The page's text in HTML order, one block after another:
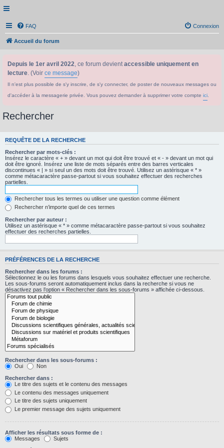
FAQ Connexion
Accueil du forum
Depuis le 1er avril 2022, ce forum devientaccessible uniquement en
lecture. (Voir ce message)
Il n'est plus possible de s'y inscrire, de s'y connecter, de poster de nouveaux messages ou
d'accéder à la messagerie privée. Vous pouvez demander à supprimer votre compte ici
Rechercher
REQUÊTE DE LA RECHERCHE
Rechercher par mots-clés :
Insérez le caractère « + » devant un mot qui doit être trouvé et « - » devant un mot qui
doit être ignoré. Insérez une liste de mots séparés entre des barres verticales
discontinues « | » si seul un des mots doit être trouvé. Utilisez un astérisque « * »
comme métacaractère passe-partout si vous souhaitez effectuer des recherches
partielles.
Rechercher tous les termes ou utiliser une question comme élément
Rechercher n’importe quel de ces termes
Rechercher par auteur :
Utilisez un astérisque « * » comme métacaractère passe-partout si vous souhaitez
effectuer des recherches partielles.
PRÉFÉRENCES DE LA RECHERCHE
Rechercher dans les forums :
Sélectionnez le ou les forums dans lesquels vous souhaitez effectuer une recherche.
Les sous-forums seront automatiquement inclus dans la recherche si vous ne
désactivez pas l’option « Rechercher dans les sous-forums » affichée ci-dessous.
Rechercher dans les sous-forums :
Oui
Non
Rechercher dans :
Le titre des sujets et le contenu des messages
Le contenu des messages uniquement
Le titre des sujets uniquement
Le premier message des sujets uniquement
Afficher les résultats sous forme de :
Messages
Sujets